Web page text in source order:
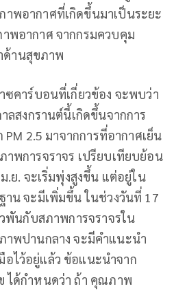
พอากาศที่เกิดขึ้นมาเป็นระยะ
พอากาศ จากกรมควบคุม
านสุขภาพ
ซคาร์บอนที่เกี่ยวข้อง จะพบว่า
ลสงกรานต์นี้เกิดขึ้นจากการ
PM 2.5 มาจากการที่อากาศเย็น
พการจราจร เปรียบเทียบย้อน
.ย. จะเริ่มพุ่งสูงขึ้น แต่อยู่ใน
าน จะมีเพิ่มขึ้น ในช่วงวันที่ 17
พันกับสภาพการจราจรใน
าพปานกลาง จะมีคำแนะนำ
ไว้อยู่แล้ว ข้อแนะนำจาก
ได้กำหนดว่า ถ้า คุณภาพ